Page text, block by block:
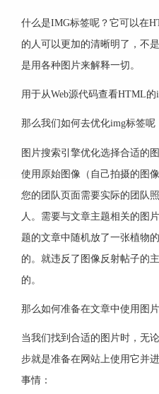
什么是IMG标签呢？它可以在
的人可以更加的清晰明了，不
是用各种图片来解释一切。
用于从Web源代码查看HTML的
那么我们如何去优化img标签呢
图片搜索引擎优化选择合适的
使用原始图像（自己拍摄的图
您的团队页面需要实际的团队
人。需要与文章主题相关的图
题的文章中随机放了一张植物
的。就违反了图像反射帖子的
的。
那么如何准备在文章中使用图片
当我们找到合适的图片时，无
步就是准备在网站上使用它并
事情：